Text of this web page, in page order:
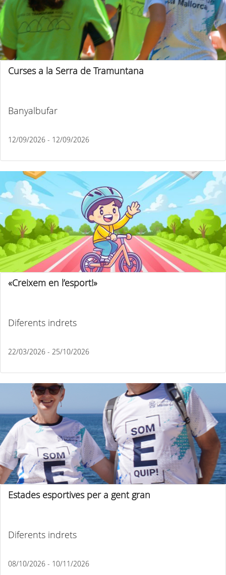
Curses a la Serra de Tramuntana
Banyalbufar
12/09/2026 - 12/09/2026
«Creixem en l’esport!»
Diferents indrets
22/03/2026 - 25/10/2026
Estades esportives per a gent gran
Diferents indrets
08/10/2026 - 10/11/2026